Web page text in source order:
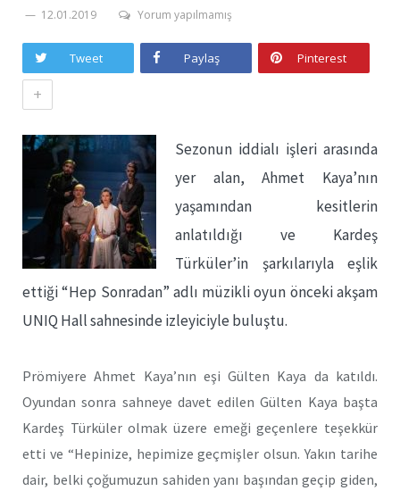
12.01.2019 Yorum yapılmamış
Tweet Paylaş Pinterest
+
Sezonun iddialı işleri arasında
yer alan, Ahmet Kaya’nın
yaşamından kesitlerin
anlatıldığı ve Kardeş
Türküler’in şarkılarıyla eşlik
ettiği “Hep Sonradan” adlı müzikli oyun önceki akşam
UNIQ Hall sahnesinde izleyiciyle buluştu.
Prömiyere Ahmet Kaya’nın eşi Gülten Kaya da katıldı.
Oyundan sonra sahneye davet edilen Gülten Kaya başta
Kardeş Türküler olmak üzere emeği geçenlere teşekkür
etti ve “Hepinize, hepimize geçmişler olsun. Yakın tarihe
dair, belki çoğumuzun sahiden yanı başından geçip giden,